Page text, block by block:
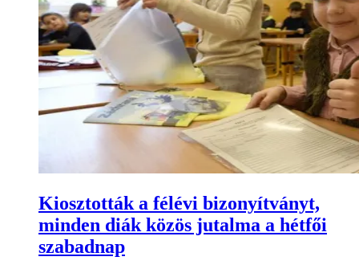
Kiosztották a félévi bizonyítványt,
minden diák közös jutalma a hétfői
szabadnap